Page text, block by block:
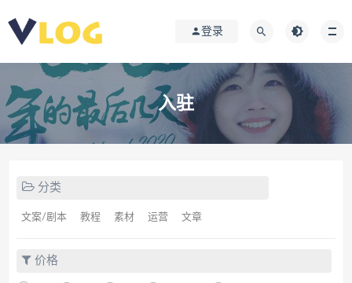
登录
入驻
分类
文案/剧本 教程 素材 运营 文章
价格